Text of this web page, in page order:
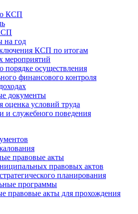
КСП
на год
КСП по итогам
мероприятий
порядке осуществления
финансового контроля
документы
оценка условий труда
и служебного поведения
правовые акты
правовых актов
планирования
программы
правовые акты для прохождения